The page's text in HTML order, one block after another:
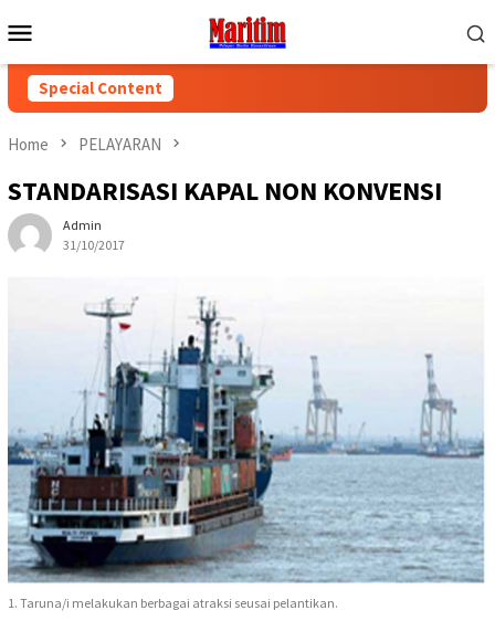
to
Menu
Special Content
Home PELAYARAN
STANDARISASI KAPAL NON KONVENSI
Admin
31/10/2017
1. Taruna/i melakukan berbagai atraksi seusai pelantikan.